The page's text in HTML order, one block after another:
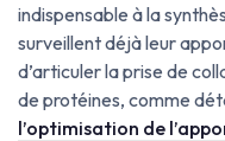
indispensable à la
surveillent déjà leur
d’articuler la prise de
de protéines, comme
l’optimisation de